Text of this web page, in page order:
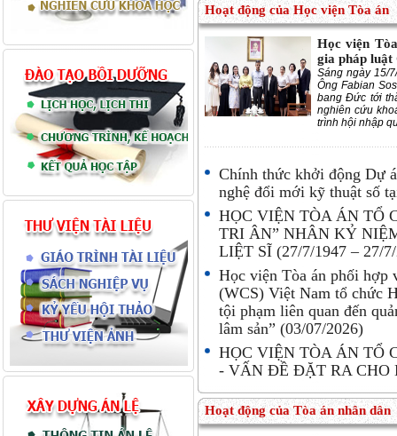
Hoạt động của Học viện Tòa án
Học viện
gia pháp luật
Sáng ngày 15/
Ông Fabian
bang Đức tới
nghiên cứu
trình hội nhập
Chính thức khởi động Dự
nghệ đổi mới kỹ thuật số
HỌC VIỆN TÒA ÁN TỔ
TRI ÂN” NHÂN KỶ
LIỆT SĨ (27/7/1947 – 27/
Học viện Tòa án phối
(WCS) Việt Nam tổ chức
tội phạm liên quan đến
lâm sản” (03/07/2026)
HỌC VIỆN TÒA ÁN TỔ
- VẤN ĐỀ ĐẶT RA CHO
Hoạt động của Tòa án nhân dân